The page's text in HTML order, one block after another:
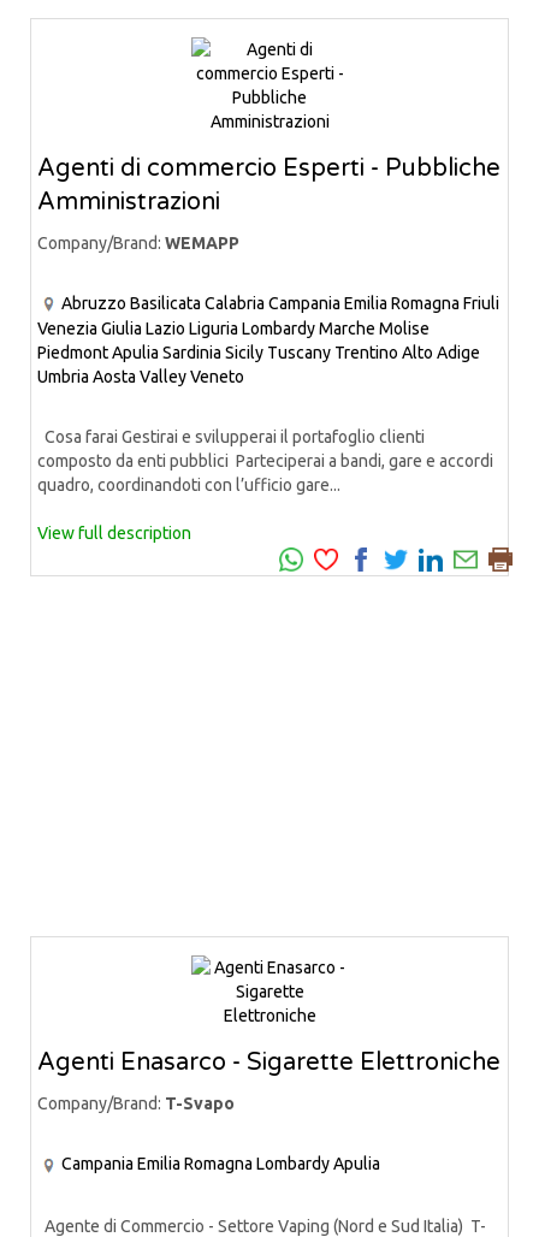
Agenti di commercio Esperti - Pubbliche
Amministrazioni
Company/Brand: WEMAPP
Abruzzo Basilicata Calabria Campania Emilia Romagna Friuli
Venezia Giulia Lazio Liguria LombardyMarche Molise
PiedmontApulia Sardinia Sicily Tuscany Trentino Alto Adige
Umbria Aosta ValleyVeneto
Cosa farai Gestirai e svilupperai il portafoglio clienti
composto da enti pubblici Parteciperai a bandi, gare e accordi
quadro, coordinandoti con l’ufficio gare...
View full description
Agenti Enasarco - Sigarette Elettroniche
Company/Brand: T-Svapo
Campania Emilia Romagna LombardyApulia
Agente di Commercio - Settore Vaping (Nord e Sud Italia) T-